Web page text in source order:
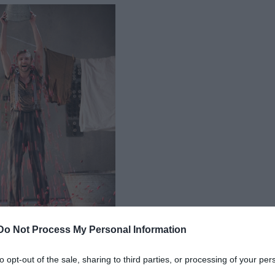
Not Process My Personal Information
opt-out of the sale, sharing to third parties, or processing of your
a Liliom c. előadásban